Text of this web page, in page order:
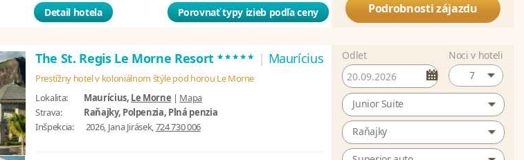
Detail hotela Porovnať typy izieb podľa ceny Podrobnosti zájazdu
The St. Regis Le Morne Resort ***** | Maurícius
Prestížny hotel v koloniálnom štýle pod horou Le Morne
Lokalita:
Maurícius, Le Morne | Mapa
Strava:
Raňajky, Polpenzia, Plná penzia
Inšpekcia:
2026, Jana Jirásek,724 730 006
Odlet
Noci v hoteli
7
Junior Suite
Raňajky